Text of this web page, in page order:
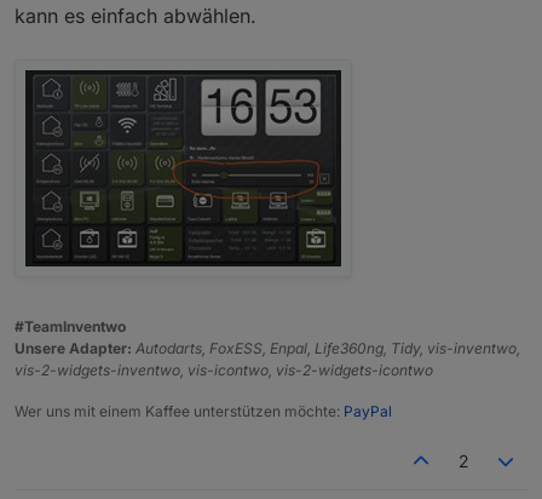
kann es einfach abwählen.
#TeamInventwo
Unsere Adapter: Autodarts, FoxESS, Enpal, Life360ng, Tidy, vis-inventwo,
vis-2-widgets-inventwo, vis-icontwo, vis-2-widgets-icontwo
Wer uns mit einem Kaffee unterstützen möchte: PayPal
2